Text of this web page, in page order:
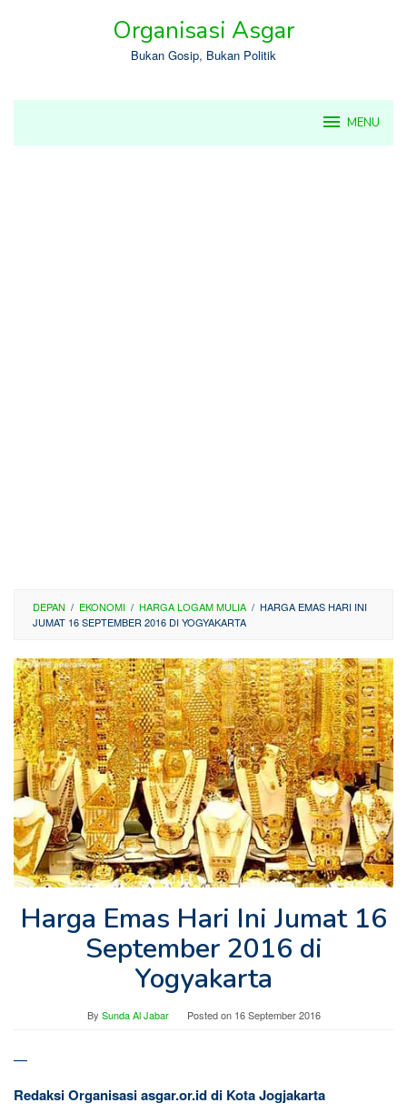
Organisasi Asgar
Bukan Gosip, Bukan Politik
MENU
DEPAN / EKONOMI / HARGA LOGAM MULIA / HARGA EMAS HARI INI
JUMAT 16 SEPTEMBER 2016 DI YOGYAKARTA
Harga Emas Hari Ini Jumat 16
September 2016 di
Yogyakarta
By Sunda Al Jabar Posted on 16 September 2016
—
Redaksi Organisasi asgar.or.id di Kota Jogjakarta